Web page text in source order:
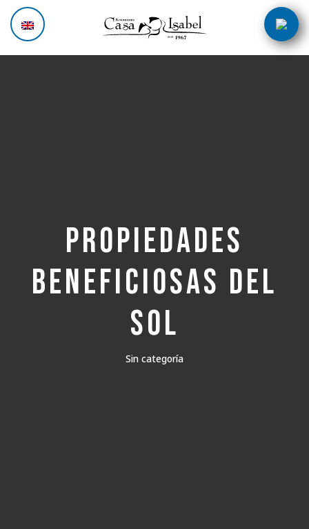
Skip
content
PROPIEDADES
BENEFICIOSAS DEL
SOL
Sin categoría
Post
navigation